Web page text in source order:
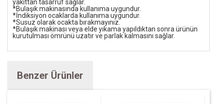
yakıttan tasarruf sağlar.
*Bulaşık makinasında kullanıma uygundur.
*İndiksiyon ocaklarda kullanıma uygundur.
*Susuz olarak ocakta bırakmayınız.
*Bulaşık makinası veya elde yıkama yapıldıktan sonra ürünün
kurutulması ömrünü uzatır ve parlak kalmasını sağlar.
Benzer Ürünler